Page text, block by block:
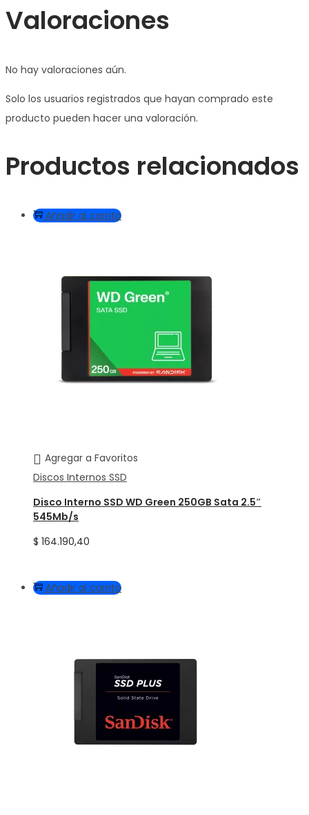
Valoraciones
No hay valoraciones aún.
Solo los usuarios registrados que hayan comprado este
producto pueden hacer una valoración.
Productos relacionados
Añadir al carrito
Agregar a Favoritos
Discos Internos SSD
Disco Interno SSD WD Green 250GB Sata 2.5″
545Mb/s
$ 164.190,40
Añadir al carrito